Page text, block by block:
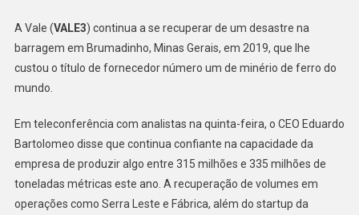
Enfrenta
Riscos
A Vale (VALE3) continua a se recuperar de um desastre na
barragem em Brumadinho, Minas Gerais, em 2019, que lhe
custou o título de fornecedor número um de minério de ferro do
mundo.
Em teleconferência com analistas na quinta-feira, o CEO Eduardo
Bartolomeo disse que continua confiante na capacidade da
empresa de produzir algo entre 315 milhões e 335 milhões de
toneladas métricas este ano. A recuperação de volumes em
operações como Serra Leste e Fábrica, além do startup da